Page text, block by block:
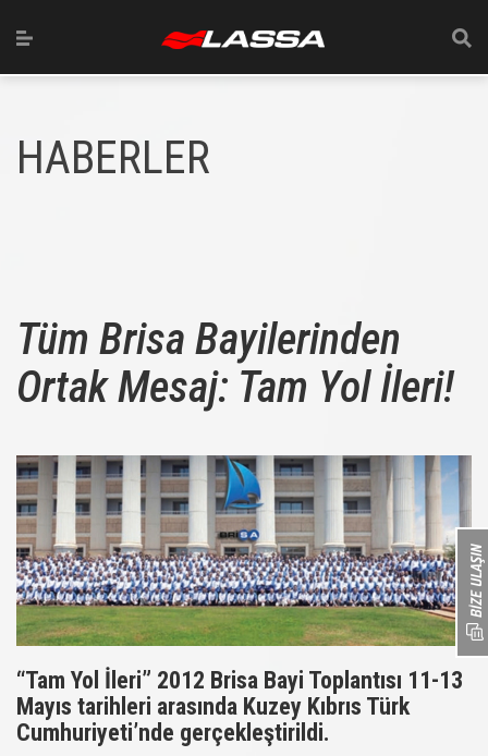
HABERLER
Tüm Brisa Bayilerinden
Ortak Mesaj: Tam Yol İleri!
“Tam Yol İleri” 2012 Brisa Bayi Toplantısı 11-13
Mayıs tarihleri arasında Kuzey Kıbrıs Türk
Cumhuriyeti’nde gerçekleştirildi.